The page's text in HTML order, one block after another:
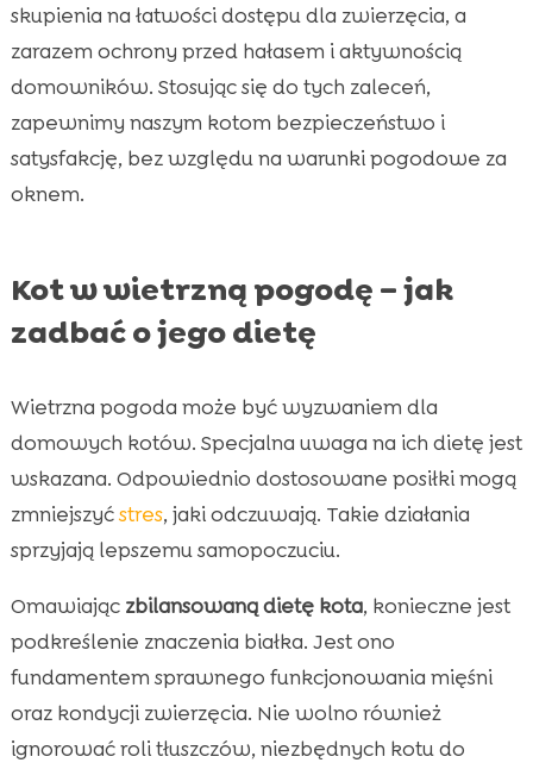
skupienia na łatwości dostępu dla zwierzęcia, a
zarazem ochrony przed hałasem i aktywnością
domowników. Stosując się do tych zaleceń,
zapewnimy naszym kotom bezpieczeństwo i
satysfakcję, bez względu na warunki pogodowe za
oknem.
Kot w wietrzną pogodę – jak
zadbać o jego dietę
Wietrzna pogoda może być wyzwaniem dla
domowych kotów. Specjalna uwaga na ich dietę jest
wskazana. Odpowiednio dostosowane posiłki mogą
zmniejszyćstres, jaki odczuwają. Takie działania
sprzyjają lepszemu samopoczuciu.
Omawiając zbilansowaną dietę kota, konieczne jest
podkreślenie znaczenia białka. Jest ono
fundamentem sprawnego funkcjonowania mięśni
oraz kondycji zwierzęcia. Nie wolno również
ignorować roli tłuszczów, niezbędnych kotu do